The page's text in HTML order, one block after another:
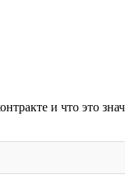
и что это